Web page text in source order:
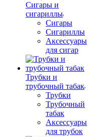
Сигары и
сигариллы
Сигары
Сигариллы
Аксессуары
для сигар
Трубки и
трубочный табак
Трубки
Трубочный
табак
Аксессуары
для трубок